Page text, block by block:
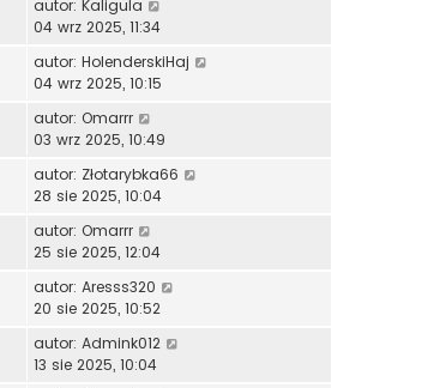
autor: Kaligula
04 wrz 2025, 11:34
autor: HolenderskiHaj
04 wrz 2025, 10:15
autor: Omarrr
03 wrz 2025, 10:49
autor: Złotarybka66
28 sie 2025, 10:04
autor: Omarrr
25 sie 2025, 12:04
autor: Aresss320
20 sie 2025, 10:52
autor: Admink012
13 sie 2025, 10:04